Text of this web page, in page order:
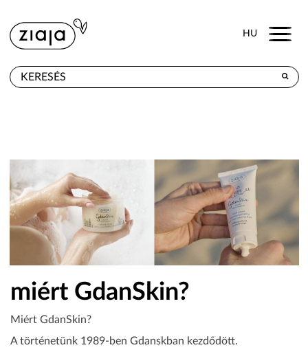
HU Menu
KAPCSOLAT
miért GdanSkin?
Miért GdanSkin?
A történetünk 1989-ben Gdanskban kezdődött.